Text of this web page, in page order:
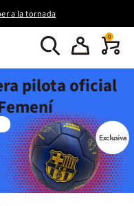
a la tornada
0
pilota oficial